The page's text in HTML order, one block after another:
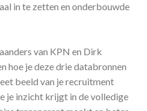
in te zetten en onderbouwde
van KPN en Dirk
hoe je deze drie databronnen
beeld van je recruitment
je inzicht krijgt in de volledige